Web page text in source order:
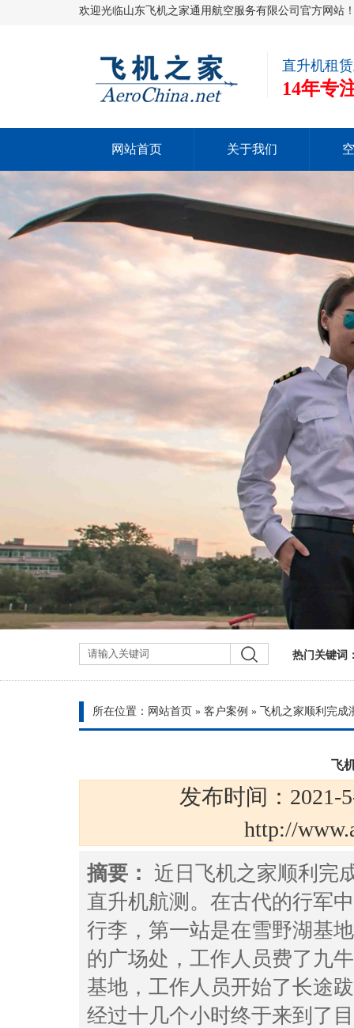
欢迎光临山东飞机之家通用航空服务有限公司官方网站
直升机租
14年专
网站首页 关于我们
热门关键词
所在位置： 网站首页 » 客户案例 » 飞机之家顺利完
飞
发布时间：2021-
http://
摘要： 近日飞机之家顺利完
直升机航测。在古代的行军
行李，第一站是在雪野湖基
的广场处，工作人员费了九
基地，工作人员开始了长途
经过十几个小时终于来到了